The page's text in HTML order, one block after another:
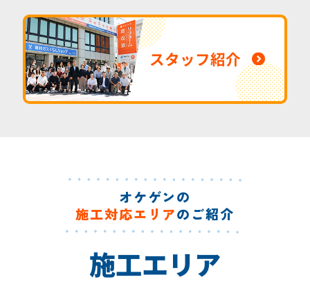
スタッフ紹介
オケゲンの
施工対応エリアのご紹介
施工エリア